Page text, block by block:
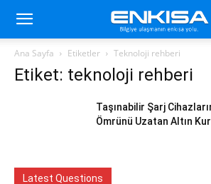
Ana Sayfa Etiketler Teknoloji rehberi
Etiket: teknoloji rehberi
Taşınabilir Şarj
Ömrünü Uzatan Altın
Latest Questions